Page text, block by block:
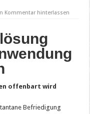
Kommentar hinterlassen
offenbart wird
Befriedigung